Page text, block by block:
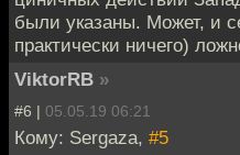
были указаны. Может, и
практически ничего)
ViktorRB »
#6 | 05.05.19 06:21
Кому: Sergaza, #5